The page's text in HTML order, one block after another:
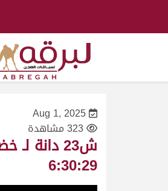
Aug 1, 2025
323 مشاهدة
6:30:29